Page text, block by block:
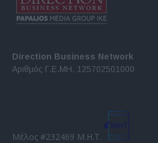
Direction Business Network
Αριθμός Γ.Ε.ΜΗ. 125702501000
Μέλος #232469 Μ.Η.Τ.